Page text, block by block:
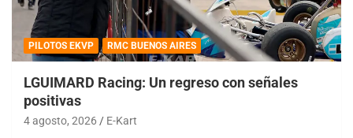
PILOTOS EKVP RMC BUENOS AIRES
LGUIMARD Racing: Un regreso con señales
positivas
4 agosto, 2026 E-Kart